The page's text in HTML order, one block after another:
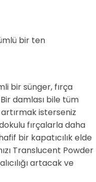
bir ten
bir sünger, fırça
damlası bile tüm
artırmak isterseniz
fırçalarla daha
bir kapatıcılık elde
Translucent Powder
artacak ve